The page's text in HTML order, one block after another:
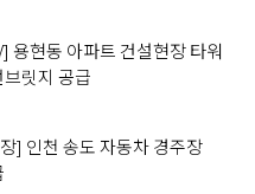
용현동 아파트 건설현장 타워
릿지 공급
] 인천 송도 자동차 경주장